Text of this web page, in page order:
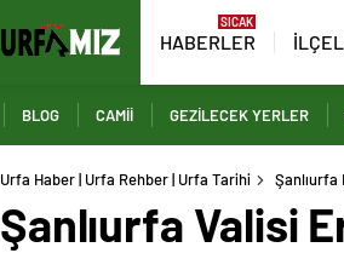
HABERLER
BLOG CAMİİ GEZİLECEK YERLER
Urfa Haber | Urfa Rehber | Urfa Tarihi Şanlıurfa
Şanlıurfa Valisi